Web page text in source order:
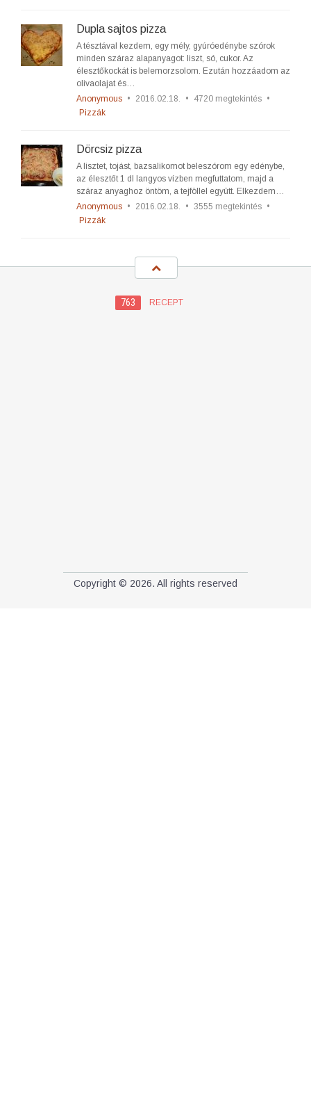
Dupla sajtos pizza
A tésztával kezdem, egy mély, gyúróedénybe szórok
minden száraz alapanyagot: liszt, só, cukor. Az
élesztőkockát is belemorzsolom. Ezután hozzáadom az
olivaolajat és…
Anonymous • 2016.02.18. • 4720 megtekintés •
Pizzák
Dörcsiz pizza
A lisztet, tojást, bazsalikomot beleszórom egy edénybe,
az élesztőt 1 dl langyos vízben megfuttatom, majd a
száraz anyaghoz öntöm, a tejföllel együtt. Elkezdem…
Anonymous • 2016.02.18. • 3555 megtekintés •
Pizzák
763 RECEPT
Copyright © 2026. All rights reserved